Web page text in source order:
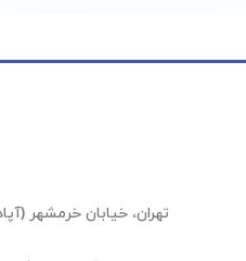
تهران، خیابان خرمشهر (آپادانا)،